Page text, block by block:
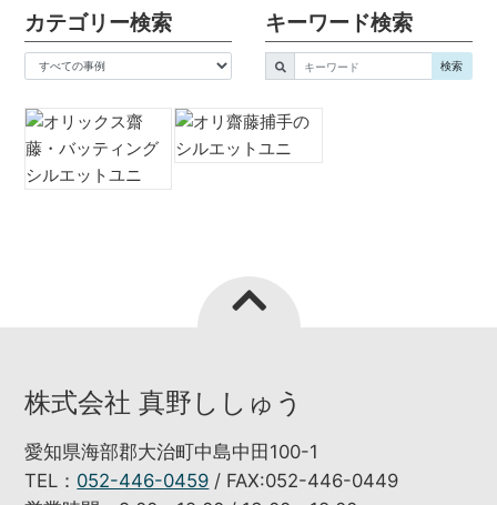
カテゴリー検索 キーワード検索
キーワード 検索
株式会社 真野ししゅう
愛知県海部郡大治町中島中田100-1
TEL： 052-446-0459 / FAX:052-446-0449